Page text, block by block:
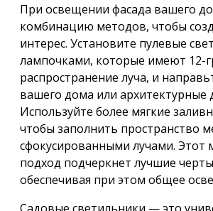
При освещении фасада вашего
комбинацию методов, чтобы
интерес. Установите пулевые
лампочками, которые имеют 12-
распространение луча, и
вашего дома или архитектурные
Используйте более мягкие
чтобы заполнить пространство
сфокусированными лучами. Этот
подход подчеркнет лучшие
обеспечивая при этом общее